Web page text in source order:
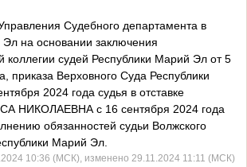
Судебного департамента в
на основании заключения
коллегии судей Республики Марий Эл от 5
приказа Верховного Суда Республики
2024 года судья в отставке
НИКОЛАЕВНА с 16 сентября 2024 года
обязанностей судьи Волжского
Марий Эл.
10:36 (МСК), изменено 29.11.2024 11:11 (МСК)